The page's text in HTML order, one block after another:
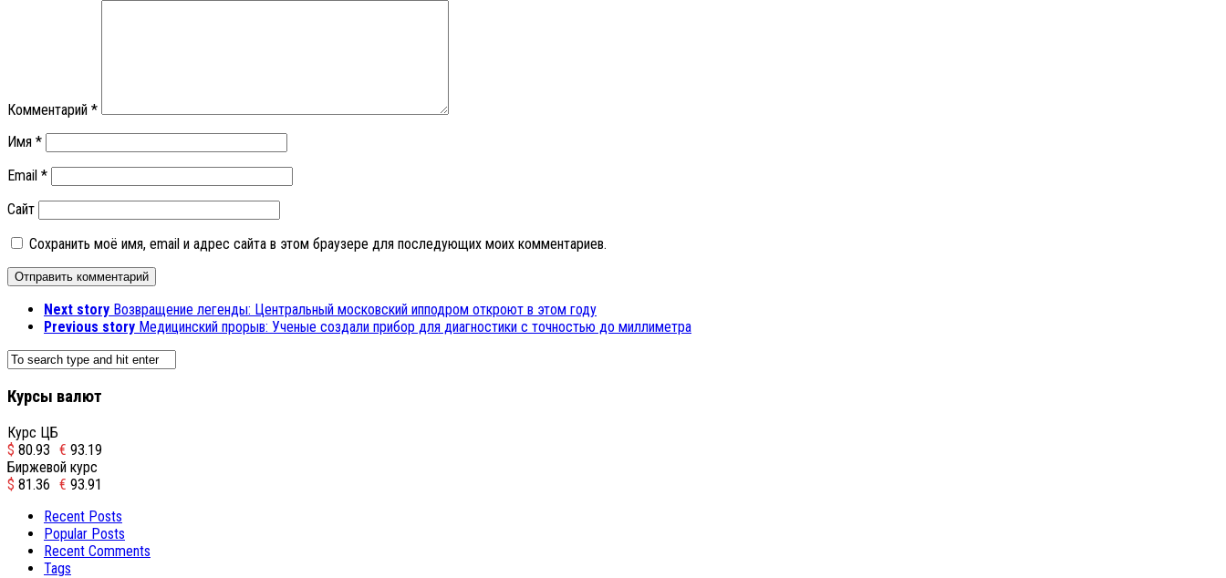
Комментарий *
Имя *
Email *
Сайт
Сохранить моё имя, email и адрес сайта в этом браузере для последующих моих комментариев.
Next story Возвращение легенды: Центральный московский ипподром откроют в этом году
Previous story Медицинский прорыв: Ученые создали прибор для диагностики с точностью до миллиметра
Курсы валют
Курс ЦБ
$ 80.93 € 93.19
Биржевой курс
$ 81.36 € 93.91
Recent Posts
Popular Posts
Recent Comments
Tags